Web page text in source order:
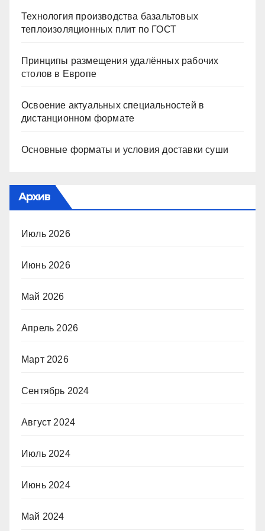
Технология производства базальтовых
теплоизоляционных плит по ГОСТ
Принципы размещения удалённых рабочих
столов в Европе
Освоение актуальных специальностей в
дистанционном формате
Основные форматы и условия доставки суши
Архив
Июль 2026
Июнь 2026
Май 2026
Апрель 2026
Март 2026
Сентябрь 2024
Август 2024
Июль 2024
Июнь 2024
Май 2024